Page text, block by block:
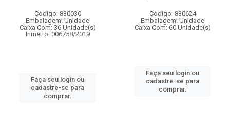
Código: 830030
Embalagem: Unidade
Caixa Com: 36 Unidade(s)
Inmetro: 006758/2019
Faça seu login ou
cadastre-se para
comprar.
Código: 830624
Embalagem: Unidade
Caixa Com: 60 Unidade(s)
Faça seu login ou
cadastre-se para
comprar.